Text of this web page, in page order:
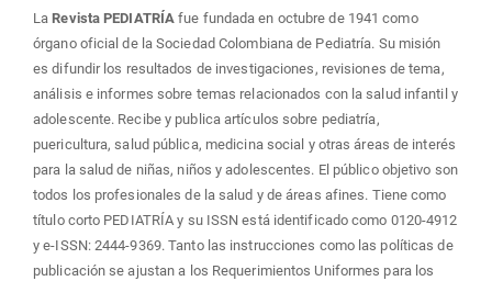
LaRevista PEDIATRÍA fue fundada en octubre de 1941 como
órgano oficial de la Sociedad Colombiana de Pediatría. Su misión
es difundir los resultados de investigaciones, revisiones de tema,
análisis e informes sobre temas relacionados con la salud infantil y
adolescente. Recibe y publica artículos sobre pediatría,
puericultura, salud pública, medicina social y otras áreas de interés
para la salud de niñas, niños y adolescentes. El público objetivo son
todos los profesionales de la salud y de áreas afines. Tiene como
título corto PEDIATRÍA y su ISSN está identificado como 0120-4912
y e-ISSN: 2444-9369. Tanto las instrucciones como las políticas de
publicación se ajustan a los Requerimientos Uniformes para los